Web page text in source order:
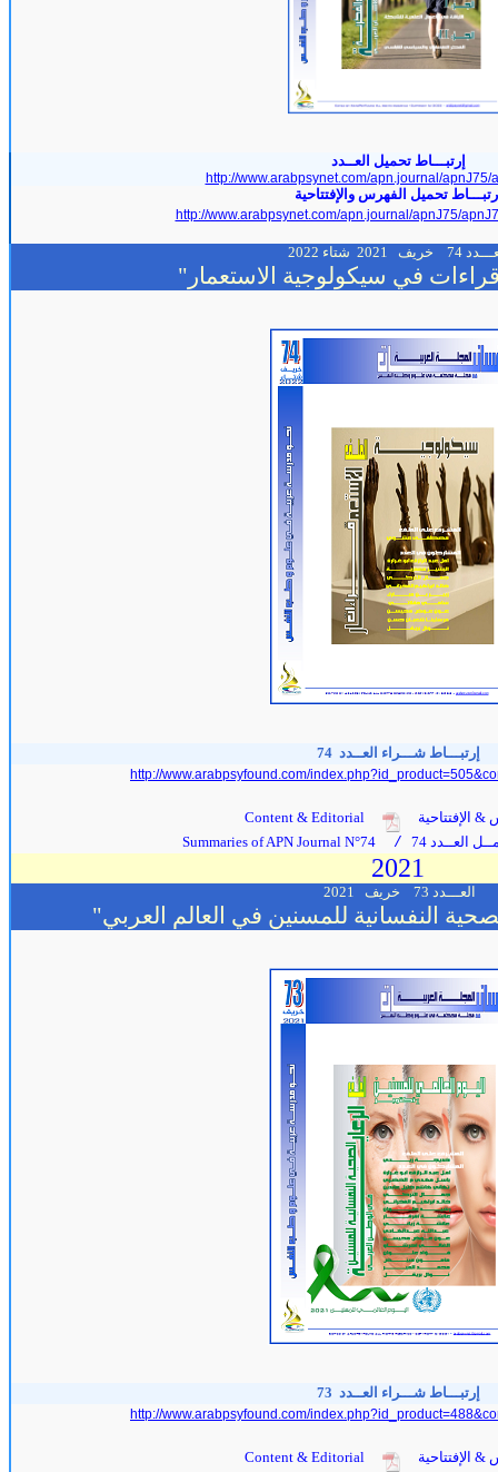
إرتبـــاط تحميل العــدد
http://www.arabpsynet.com/apn.journal/apnJ75/
تحميل الفهرس والإفتتاحية
http://www.arabpsynet.com/apn.journal/apnJ75/apnJ7
74 خريف 2021 شتاء 2022
في سيكولوجية الاستعمار"
إرتبـــاط شـــراء العــدد74
http://www.arabpsyfound.com/
Content & Editorial
& الإفتتاحية
Summaries of APN Journal N°74/ العــدد 74
2021
العـــدد 73 خريف 2021
النفسانية للمسنين في العالم العربي"
إرتبـــاط شـــراء العــدد 73
http://www.arabpsyfound.com/
Content & Editorial
& الإفتتاحية